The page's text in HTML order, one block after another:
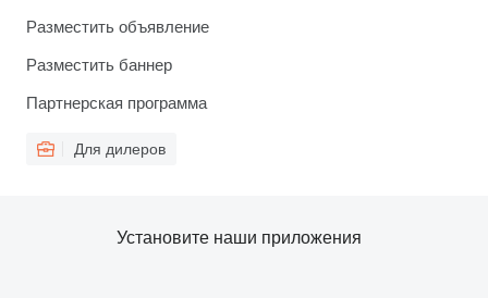
Разместить объявление
Разместить баннер
Партнерская программа
Для дилеров
Установите наши приложения